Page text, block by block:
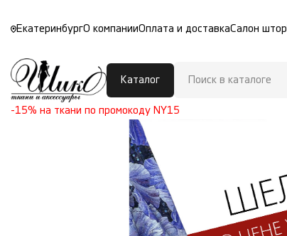
ЕкатеринбургО компанииОплата и доставкаСалон штор
Каталог
-15% на ткани по промокоду NY15